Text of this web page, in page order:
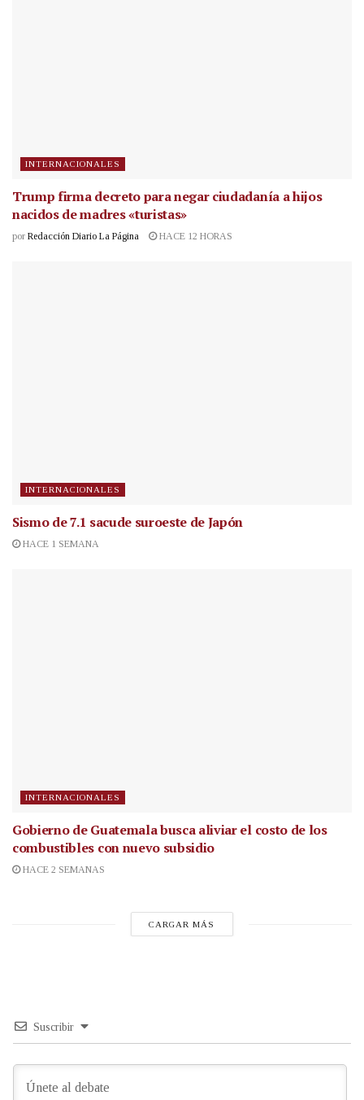
INTERNACIONALES
Trump firma decreto para negar ciudadanía a hijos
nacidos de madres «turistas»
por Redacción Diario La Página HACE 12 HORAS
INTERNACIONALES
Sismo de 7.1 sacude suroeste de Japón
HACE 1 SEMANA
INTERNACIONALES
Gobierno de Guatemala busca aliviar el costo de los
combustibles con nuevo subsidio
HACE 2 SEMANAS
CARGAR MÁS
Suscribir